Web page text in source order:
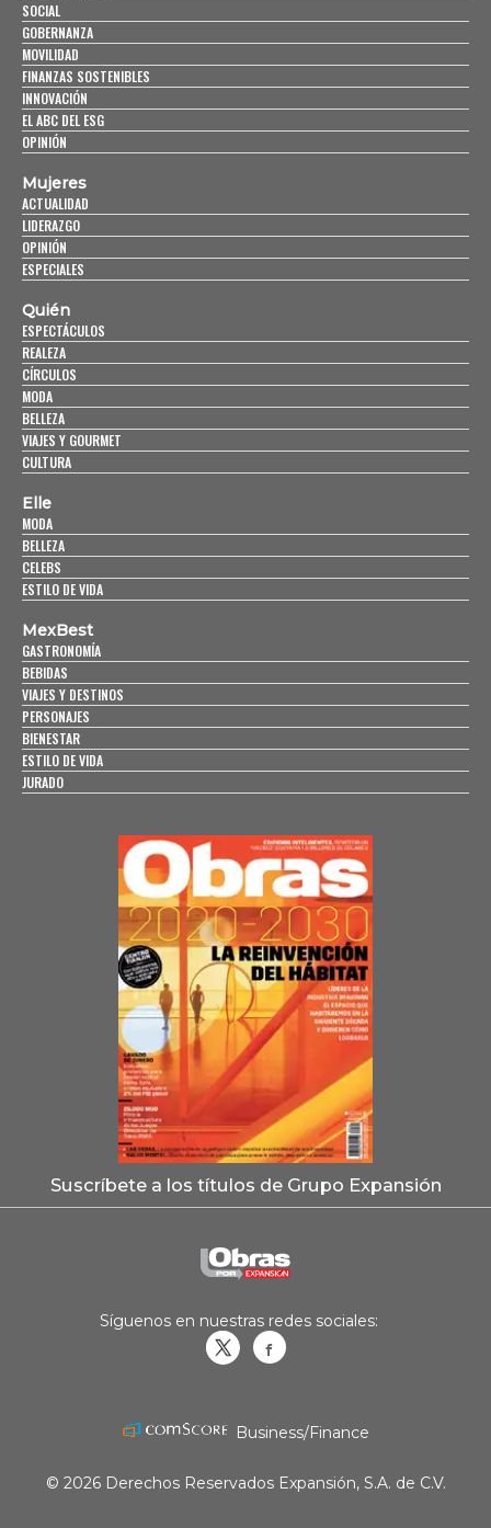
SOCIAL
GOBERNANZA
MOVILIDAD
FINANZAS SOSTENIBLES
INNOVACIÓN
EL ABC DEL ESG
OPINIÓN
Mujeres
ACTUALIDAD
LIDERAZGO
OPINIÓN
ESPECIALES
Quién
ESPECTÁCULOS
REALEZA
CÍRCULOS
MODA
BELLEZA
VIAJES Y GOURMET
CULTURA
Elle
MODA
BELLEZA
CELEBS
ESTILO DE VIDA
MexBest
GASTRONOMÍA
BEBIDAS
VIAJES Y DESTINOS
PERSONAJES
BIENESTAR
ESTILO DE VIDA
JURADO
Suscríbete a los títulos de Grupo Expansión
Síguenos en nuestras redes sociales:
Business/Finance
© 2026 Derechos Reservados Expansión, S.A. de C.V.